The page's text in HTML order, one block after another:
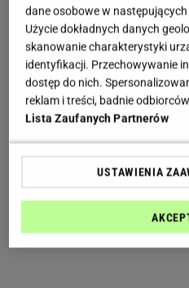
dane osobowe w następujących
Użycie dokładnych danych
skanowanie charakterystyki
identyfikacji. Przechowywanie
dostęp do nich.
reklam i treści, badnie
Lista Zaufanych Partnerów
USTAWIENIA